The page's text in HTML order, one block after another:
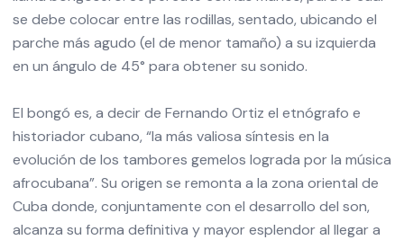
se debe colocar entre las rodillas, sentado, ubicando el
parche más agudo (el de menor tamaño) a su izquierda
en un ángulo de 45° para obtener su sonido.
El bongó es, a decir de Fernando Ortiz el etnógrafo e
historiador cubano, “la más valiosa síntesis en la
evolución de los tambores gemelos lograda por la música
afrocubana”. Su origen se remonta a la zona oriental de
Cuba donde, conjuntamente con el desarrollo del son,
alcanza su forma definitiva y mayor esplendor al llegar a